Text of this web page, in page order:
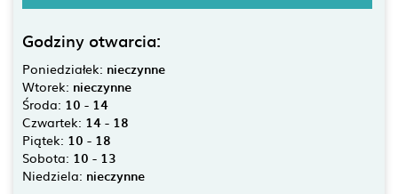
Godziny otwarcia:
Poniedziałek: nieczynne
Wtorek: nieczynne
Środa: 10 - 14
Czwartek: 14 - 18
Piątek: 10 - 18
Sobota: 10 - 13
Niedziela: nieczynne